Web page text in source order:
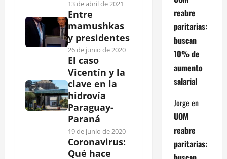
13 de abril de 2021
Entre
mamushkas
y presidentes
26 de junio de 2020
El caso
Vicentín y la
clave en la
hidrovía
Paraguay-
Paraná
19 de junio de 2020
Coronavirus:
Qué hace
reabre
paritarias:
buscan
10% de
aumento
salarial
Jorge en
UOM
reabre
paritarias: